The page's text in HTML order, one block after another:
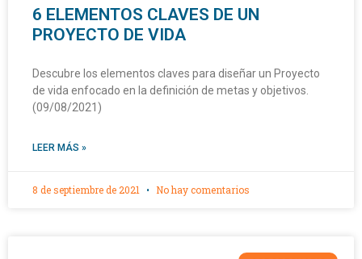
6 ELEMENTOS CLAVES DE UN
PROYECTO DE VIDA
Descubre los elementos claves para diseñar un Proyecto
de vida enfocado en la definición de metas y objetivos.
(09/08/2021)
LEER MÁS »
8 de septiembre de 2021 No hay comentarios